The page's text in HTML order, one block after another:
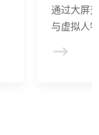
通过大屏
与虚拟人
景，可广